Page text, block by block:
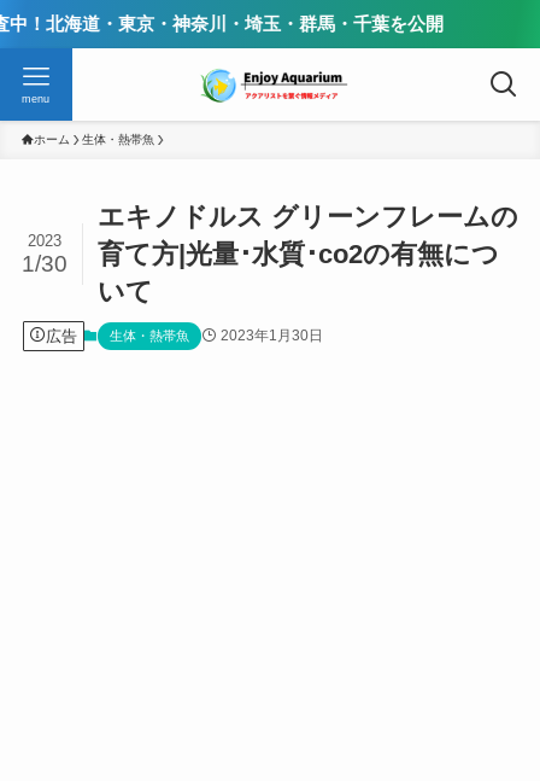
・東京・神奈川・埼玉・群馬・千葉を公開
menu
ホーム 生体・熱帯魚
エキノドルス グリーンフレームの
育て方|光量･水質･co2の有無につ
いて
2023
1/30
広告 生体・熱帯魚 2023年1月30日